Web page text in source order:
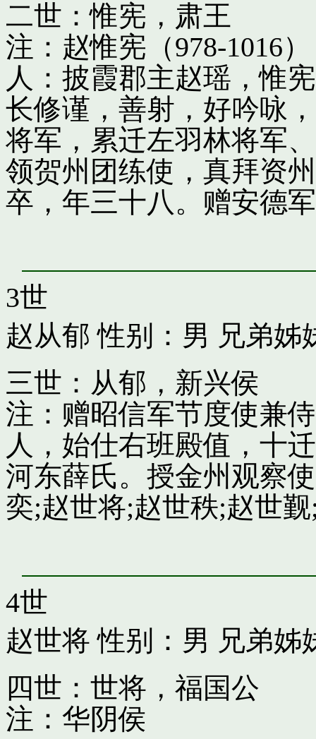
二世：惟宪，肃王
注：赵惟宪（978-1016
人：披霞郡主赵瑶，惟
长修谨，善射，好吟咏
将军，累迁左羽林将军
领贺州团练使，真拜资
卒，年三十八。赠安德
3世
赵从郁 性别：男 兄弟姊
三世：从郁，新兴侯
注：赠昭信军节度使兼
人，始仕右班殿值，十
河东薛氏。授金州观察
奕;赵世将;赵世秩;赵世
4世
赵世将 性别：男 兄弟姊
四世：世将，福国公
注：华阴侯